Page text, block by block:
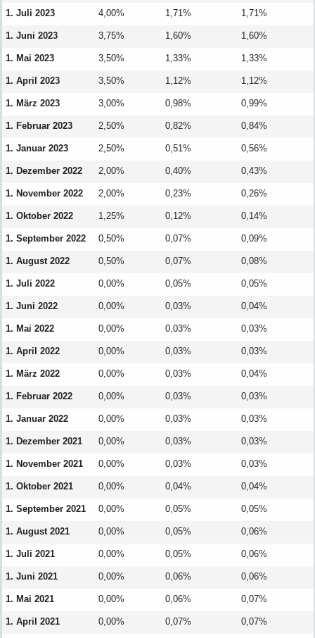
1. Juli 2023 4,00% 1,71% 1,71%
1. Juni 2023 3,75% 1,60% 1,60%
1. Mai 2023 3,50% 1,33% 1,33%
1. April 2023 3,50% 1,12% 1,12%
1. März 2023 3,00% 0,98% 0,99%
1. Februar 2023 2,50% 0,82% 0,84%
1. Januar 2023 2,50% 0,51% 0,56%
1. Dezember 2022 2,00% 0,40% 0,43%
1. November 2022 2,00% 0,23% 0,26%
1. Oktober 2022 1,25% 0,12% 0,14%
1. September 2022 0,50% 0,07% 0,09%
1. August 2022 0,50% 0,07% 0,08%
1. Juli 2022 0,00% 0,05% 0,05%
1. Juni 2022 0,00% 0,03% 0,04%
1. Mai 2022 0,00% 0,03% 0,03%
1. April 2022 0,00% 0,03% 0,03%
1. März 2022 0,00% 0,03% 0,04%
1. Februar 2022 0,00% 0,03% 0,03%
1. Januar 2022 0,00% 0,03% 0,03%
1. Dezember 2021 0,00% 0,03% 0,03%
1. November 2021 0,00% 0,03% 0,03%
1. Oktober 2021 0,00% 0,04% 0,04%
1. September 2021 0,00% 0,05% 0,05%
1. August 2021 0,00% 0,05% 0,06%
1. Juli 2021 0,00% 0,05% 0,06%
1. Juni 2021 0,00% 0,06% 0,06%
1. Mai 2021 0,00% 0,06% 0,07%
1. April 2021 0,00% 0,07% 0,07%